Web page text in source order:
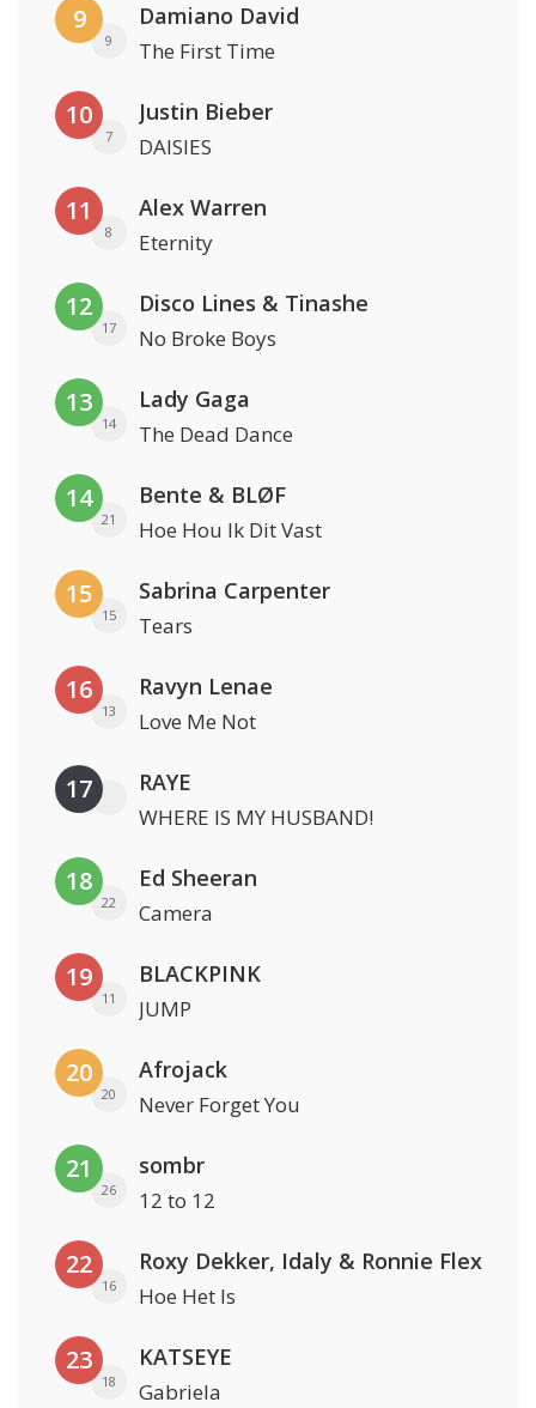
9
9
Damiano David
The First Time
10
7
Justin Bieber
DAISIES
11
8
Alex Warren
Eternity
12
17
Disco Lines & Tinashe
No Broke Boys
13
14
Lady Gaga
The Dead Dance
14
21
Bente & BLØF
Hoe Hou Ik Dit Vast
15
15
Sabrina Carpenter
Tears
16
13
Ravyn Lenae
Love Me Not
17 RAYE
WHERE IS MY HUSBAND!
18
22
Ed Sheeran
Camera
19
11
BLACKPINK
JUMP
20
20
Afrojack
Never Forget You
21
26
sombr
12 to 12
22
16
Roxy Dekker, Idaly & Ronnie Flex
Hoe Het Is
23
18
KATSEYE
Gabriela